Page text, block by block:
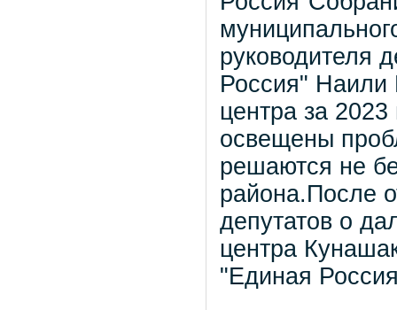
руководителя
Россия" Наили
центра за
освещены
решаются не
района.После
депутатов о
центра
"Единая